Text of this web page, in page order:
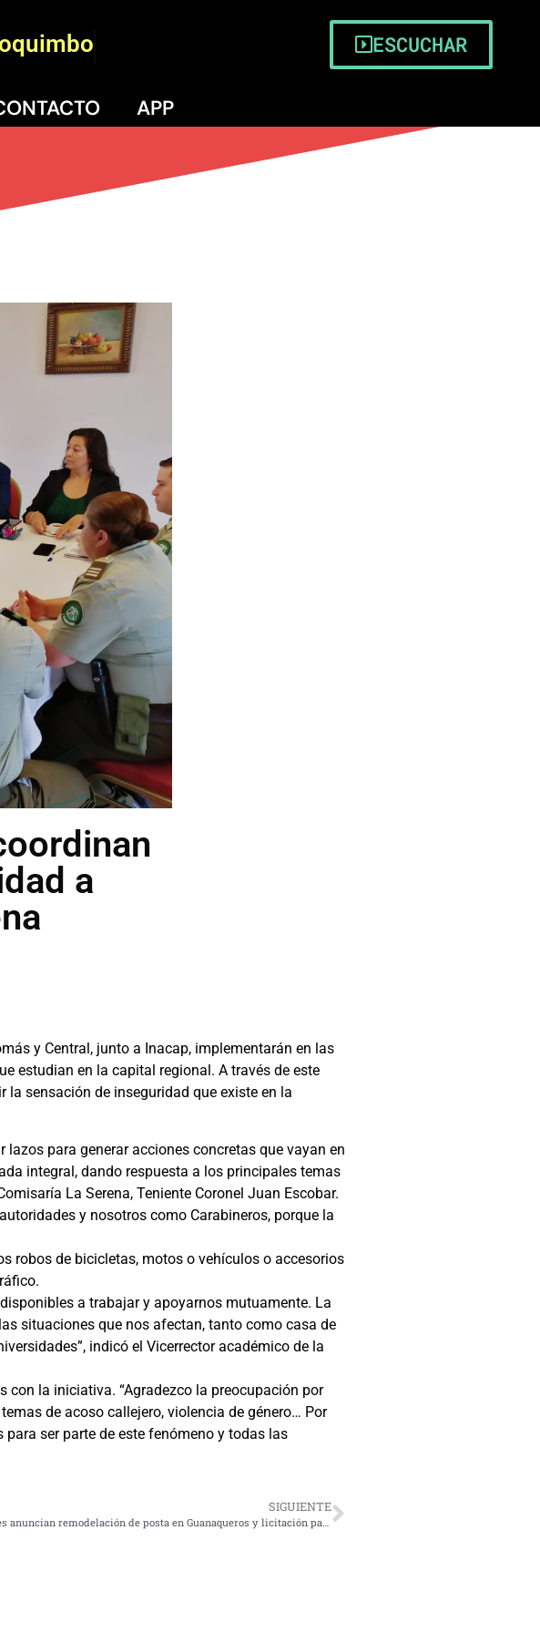
ESCUCHAR
APP
a
y Central, junto a Inacap, implementarán en las
estudian en la capital regional. A través de este
sensación de inseguridad que existe en la
para generar acciones concretas que vayan en
integral, dando respuesta a los principales temas
La Serena, Teniente Coronel Juan Escobar.
y nosotros como Carabineros, porque la
robos de bicicletas, motos o vehículos o accesorios
a trabajar y apoyarnos mutuamente. La
situaciones que nos afectan, tanto como casa de
indicó el Vicerrector académico de la
con la iniciativa. “Agradezco la preocupación por
de acoso callejero, violencia de género… Por
ser parte de este fenómeno y todas las
SIGUIENTE
Tras manifestaciones: Autoridades anuncian remodelación de posta en Guanaqueros y licitación para nuevo recinto de salud